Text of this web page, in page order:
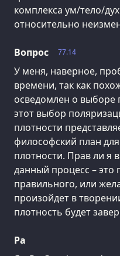
комплекса ум/тело/
относительно
77.14
Вопрос
У меня, наверное,
времени, так как
осведомлен о выборе
этот выбор
плотности
философский план
плотности. Прав ли я
данный процесс – это
правильного, или
произойдет в
плотность будет
Ра